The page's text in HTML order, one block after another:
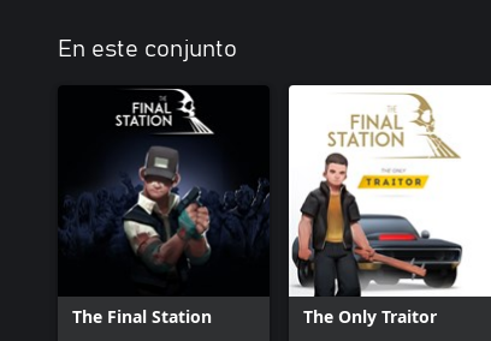
En este conjunto
The Final Station The Only Traitor